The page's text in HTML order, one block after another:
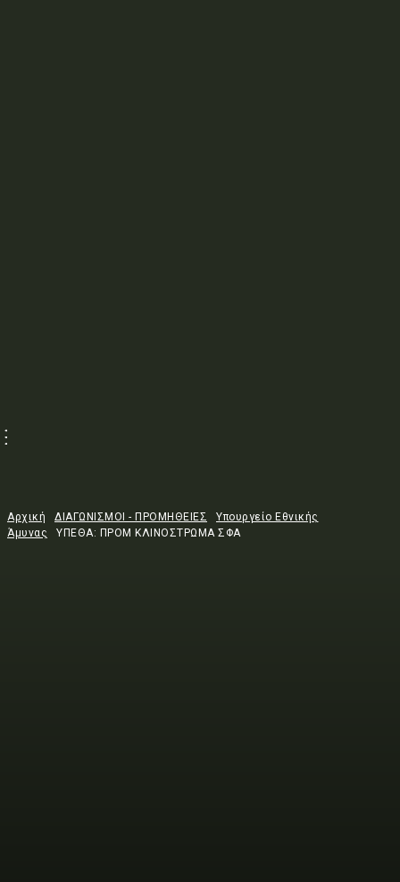
Αρχική ΔΙΑΓΩΝΙΣΜΟΙ - ΠΡΟΜΗΘΕΙΕΣ
Υπουργείο Εθνικής
Άμυνας
ΥΠΕΘΑ: ΠΡΟΜ ΚΛΙΝΟΣΤΡΩΜΑ ΣΦΑ